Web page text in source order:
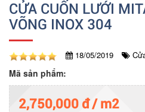
CỬA CUỐN LƯỚI
VÕNG INOX 304
18/05/2019
Mã sản phẩm:
2,750,000 đ / m2